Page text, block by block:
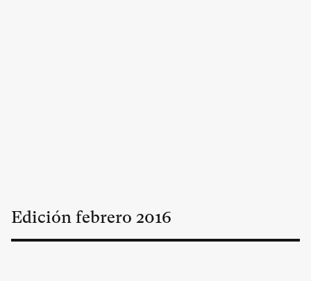
Edición febrero 2016